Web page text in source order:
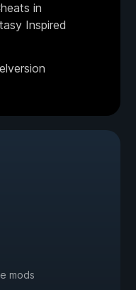
in
Inspired
mods